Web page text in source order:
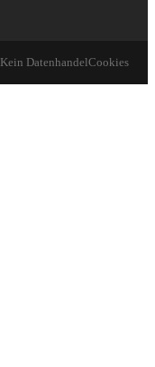
Kein DatenhandelCookies